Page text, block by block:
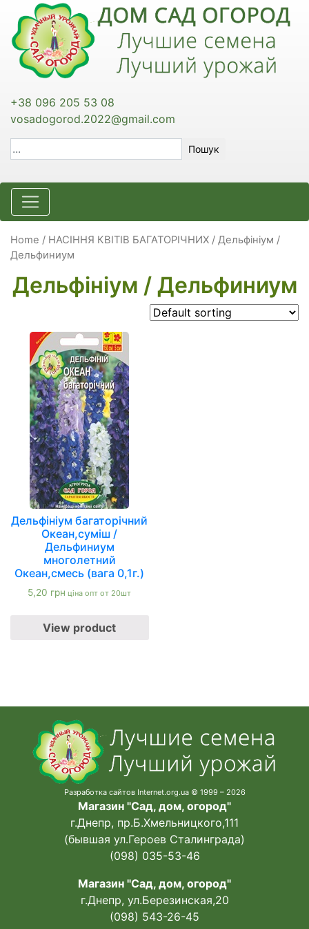
+38 096 205 53 08
vosadogorod.2022@gmail.com
Пошук
Home / НАСІННЯ КВІТІВ БАГАТОРІЧНИХ / Дельфініум /
Дельфиниум
Дельфініум / Дельфиниум
Дельфініум багаторічний
Океан,суміш /
Дельфиниум
многолетний
Океан,смесь (вага 0,1г.)
5,20 грн ціна опт от 20шт
View product
Разработка сайтов Internet.org.ua © 1999 – 2026
Магазин "Сад, дом, огород"
г.Днепр, пр.Б.Хмельницкого,111
(бывшая ул.Героев Сталинграда)
(098) 035-53-46
Магазин "Сад, дом, огород"
г.Днепр, ул.Березинская,20
(098) 543-26-45